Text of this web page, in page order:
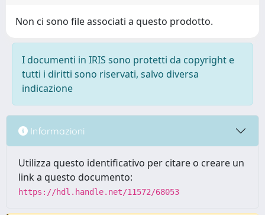
Non ci sono file associati a questo prodotto.
I documenti in IRIS sono protetti da copyright e
tutti i diritti sono riservati, salvo diversa
indicazione
Informazioni
Utilizza questo identificativo per citare o creare un
link a questo documento:
https://hdl.handle.net/11572/68053